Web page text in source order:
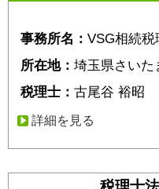
事務所名： VSG相続税
所在地： 埼玉県さいた
税理士： 古尾谷 裕昭
詳細を見る